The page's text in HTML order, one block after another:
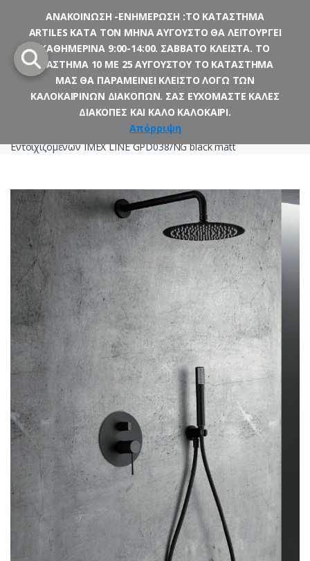
navigation
content
Μπάνιο Σετ Εντοιχιζόμενων
Εντοιχιζόμενων IMEX LINE GPD038/NG black matt
ΑΝΑΚΟΙΝΩΣΗ -ΕΝΗΜΕΡΩΣΗ :ΤΟ ΚΑΤΑΣΤΗΜΑ
ARTILES ΚΑΤΑ ΤΟΝ ΜΗΝΑ ΑΥΓΟΥΣΤΟ ΘΑ ΛΕΙΤΟΥΡΓΕΙ
ΚΑΘΗΜΕΡΙΝΑ 9:00-14:00. ΣΑΒΒΑΤΟ ΚΛΕΙΣΤΑ. ΤΟ
ΔΙΑΣΤΗΜΑ 10 ΜΕ 25 ΑΥΓΟΥΣΤΟΥ ΤΟ ΚΑΤΑΣΤΗΜΑ
ΜΑΣ ΘΑ ΠΑΡΑΜΕΙΝΕΙ ΚΛΕΙΣΤΟ ΛΟΓΩ ΤΩΝ
ΚΑΛΟΚΑΙΡΙΝΩΝ ΔΙΑΚΟΠΩΝ. ΣΑΣ ΕΥΧΟΜΑΣΤΕ ΚΑΛΕΣ
ΔΙΑΚΟΠΕΣ ΚΑΙ ΚΑΛΟ ΚΑΛΟΚΑΙΡΙ.
Απόρριψη